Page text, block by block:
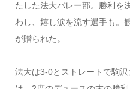
たした法大バレー部。勝利を
わし、嬉し涙を流す選手も。
が贈られた。
法大は3-0とストレートで駒